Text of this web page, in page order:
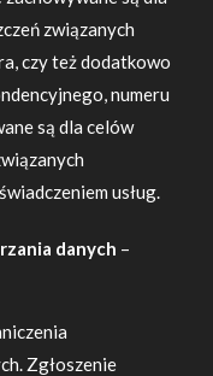
związanych
czy też dodatkowo
numeru
są dla celów
usług.
danych –
Zgłoszenie